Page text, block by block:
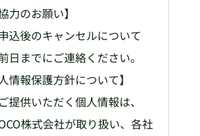
力のお願い】
込後のキャンセルについて
日までにご連絡ください。
情報保護方針について】
提供いただく個人情報は、
株式会社が取り扱い、各社